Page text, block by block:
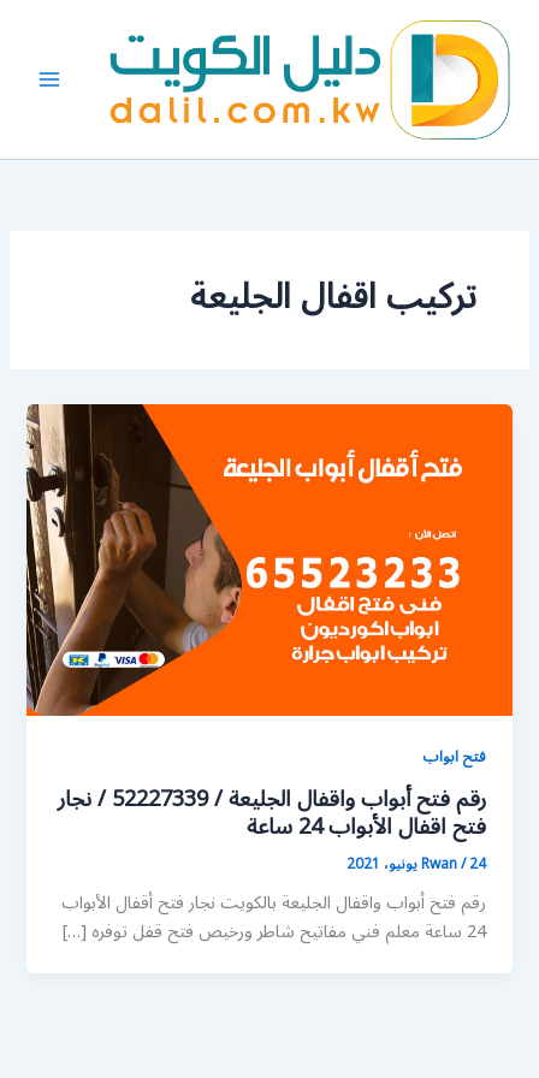
المحتوى
تركيب اقفال الجليعة
فتح ابواب
رقم فتح أبواب واقفال الجليعة / 52227339 / نجار
فتح اقفال الأبواب 24 ساعة
Rwan/24 يونيو، 2021
رقم فتح أبواب واقفال الجليعة بالكويت نجار فتح أقفال الأبواب
24 ساعة معلم فني مفاتيح شاطر ورخيص فتح قفل توفره […]